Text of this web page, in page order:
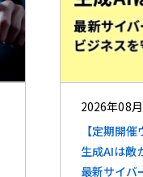
2026年08
【定期開催
生成AIは敵
最新サイバ